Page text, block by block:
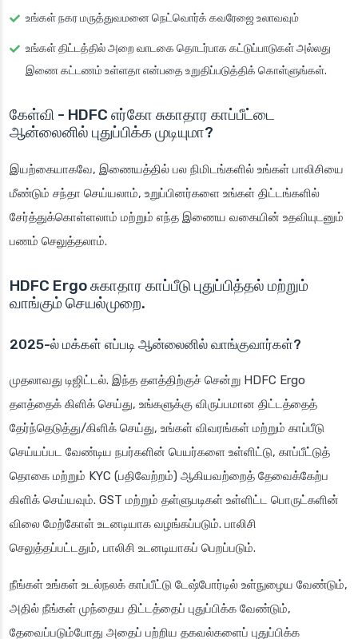
உங்கள் நகர மருத்துவமனை நெட்வொர்க் கவரேஜை உலாவவும்
உங்கள் திட்டத்தில் அறை வாடகை தொடர்பாக கட்டுப்பாடுகள் அல்லது
இணை கட்டணம் உள்ளதா என்பதை உறுதிப்படுத்திக் கொள்ளுங்கள்.
கேள்வி - HDFC எர்கோ சுகாதார காப்பீட்டை
ஆன்லைனில் புதுப்பிக்க முடியுமா?
இயற்கையாகவே, இணையத்தில் பல நிமிடங்களில் உங்கள் பாலிசியை
மீண்டும் சந்தா செய்யலாம், உறுப்பினர்களை உங்கள் திட்டங்களில்
சேர்த்துக்கொள்ளலாம் மற்றும் எந்த இணைய வகையின் உதவியுடனும்
பணம் செலுத்தலாம்.
HDFC Ergo சுகாதார காப்பீடு புதுப்பித்தல் மற்றும்
வாங்கும் செயல்முறை.
2025-ல் மக்கள் எப்படி ஆன்லைனில் வாங்குவார்கள்?
முதலாவது டிஜிட்டல். இந்த தளத்திற்குச் சென்று HDFC Ergo
தளத்தைக் கிளிக் செய்து, உங்களுக்கு விருப்பமான திட்டத்தைத்
தேர்ந்தெடுத்து/கிளிக் செய்து, உங்கள் விவரங்கள் மற்றும் காப்பீடு
செய்யப்பட வேண்டிய நபர்களின் பெயர்களை உள்ளிட்டு, காப்பீட்டுத்
தொகை மற்றும் KYC (பதிவேற்றம்) ஆகியவற்றைத் தேவைக்கேற்ப
கிளிக் செய்யவும். GST மற்றும் தள்ளுபடிகள் உள்ளிட்ட பொருட்களின்
விலை மேற்கோள் உடனடியாக வழங்கப்படும். பாலிசி
செலுத்தப்பட்டதும், பாலிசி உடனடியாகப் பெறப்படும்.
நீங்கள் உங்கள் உடல்நலக் காப்பீட்டு டேஷ்போர்டில் உள்நுழைய வேண்டும்,
அதில் நீங்கள் முந்தைய திட்டத்தைப் புதுப்பிக்க வேண்டும்,
தேவைப்படும்போது அதைப் பற்றிய தகவல்களைப் புதுப்பிக்க